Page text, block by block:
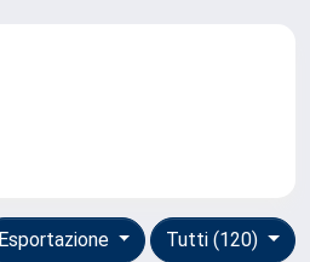
Tutti (120)
Esportazione